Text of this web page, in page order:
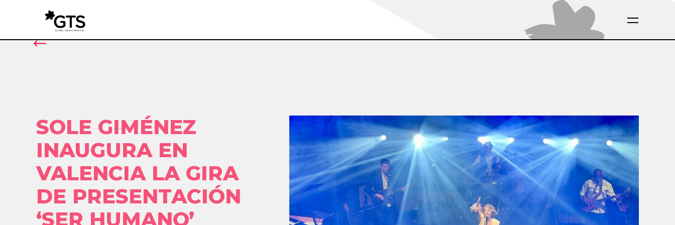
SOLE GIMÉNEZ
INAUGURA EN
VALENCIA LA GIRA
DE PRESENTACIÓN
‘SER HUMANO’